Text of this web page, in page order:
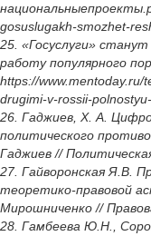
gosuslugakh-smozhet-
25. «Госуслуги»
работу популярного
https://www.mentoday.ru/
drugimi-v-rossii-
26. Гаджиев, Х. А.
политического
Гаджиев //
27. Гайворонская Я.В.
теоретико-правовой
Мирошниченко //
28. Гамбеева Ю.Н.,